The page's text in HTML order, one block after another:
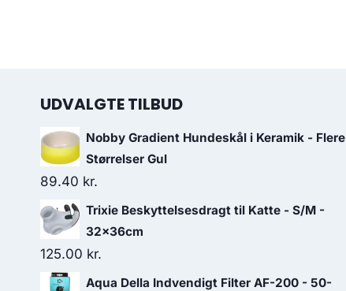
UDVALGTE TILBUD
Nobby Gradient Hundeskål i Keramik - Flere
Størrelser Gul
89.40 kr.
Trixie Beskyttelsesdragt til Katte - S/M -
32x36cm
125.00 kr.
Aqua Della Indvendigt Filter AF-200 - 50-